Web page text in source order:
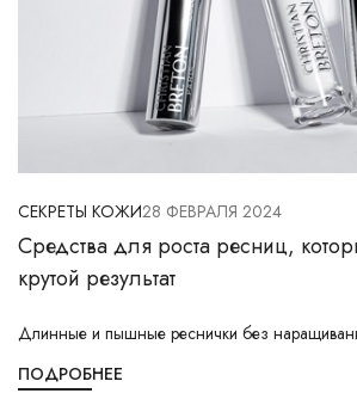
СЕКРЕТЫ КОЖИ28 ФЕВРАЛЯ 2024
Средства для роста ресниц,
крутой результат
Длинные и пышные реснички без
ПОДРОБНЕЕ